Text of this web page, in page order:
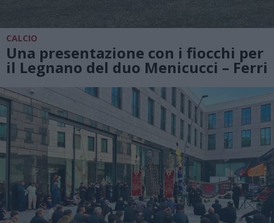
CALCIO
Una presentazione con i fiocchi per
il Legnano del duo Menicucci – Ferri